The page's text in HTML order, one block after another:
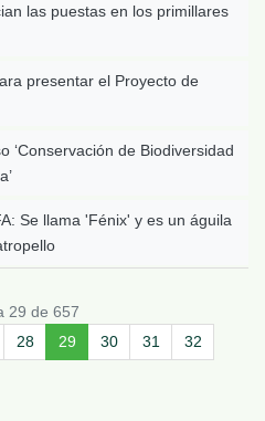
las puestas en los primillares
presentar el Proyecto de
‘Conservación de Biodiversidad
Se llama 'Fénix' y es un águila
28 29 30 31 32
29 de 657